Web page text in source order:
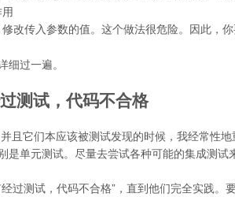
改传入参数的值。这个做法很危险。因此，你
过一遍。
测试，代码不合格
且它们本应该被测试发现的时候，我经常性地
是单元测试。尽量去尝试各种可能的集成测试
过测试，代码不合格”，直到他们完全实践。